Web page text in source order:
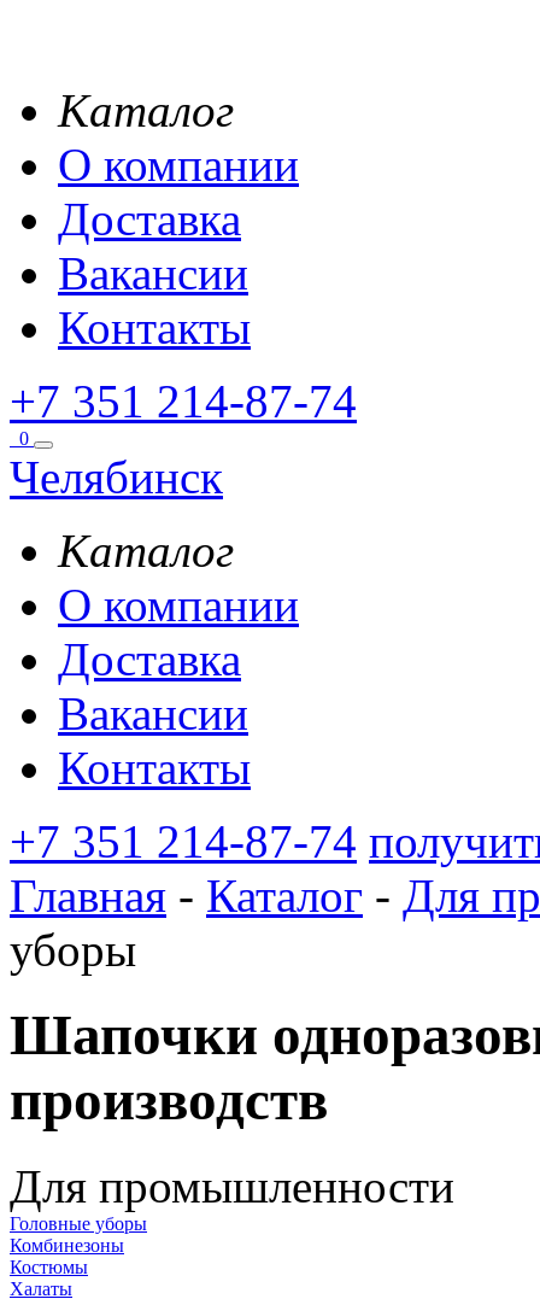
Каталог
О компании
Доставка
Вакансии
Контакты
+7 351 214-87-74
0
Челябинск
Каталог
О компании
Доставка
Вакансии
Контакты
+7 351 214-87-74
Главная - Каталог - Для
уборы
Шапочки
производств
Для промышленности
Головные уборы
Комбинезоны
Костюмы
Халаты